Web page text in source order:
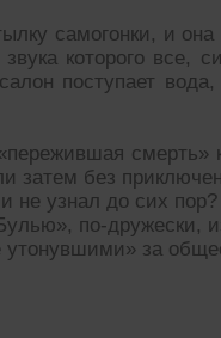
самогонки, и
которого все,
поступает
затем без
не узнал до сих
по-дружески,
утонувшими» за